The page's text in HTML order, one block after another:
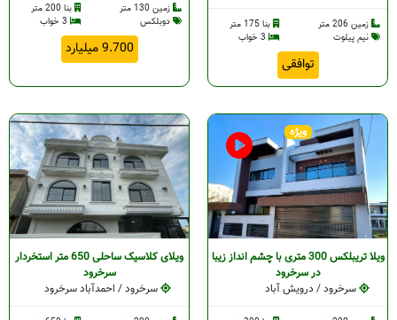
زمین 206 متر
بنا 175 متر
نیم پیلوت
توافقی
زمین 130 متر
بنا 200 متر
دوبلکس
9.700 میلیارد
ویژه
ویلا تریبلکس 300 متری با چشم انداز زیبا
در سرخرود
سرخرود / درویش آباد
ویلای کلاسیک ساحلی 650 متر استخردار
سرخرود
سرخرود / احمدآباد سرخرود